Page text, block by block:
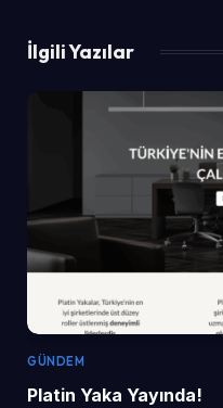
İlgili Yazılar
GÜNDEM
Platin Yaka Yayında!